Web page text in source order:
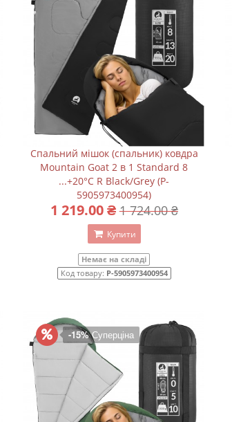
Спальний мішок (спальник) ковдра
Mountain Goat 2 в 1 Standard 8
...+20°C R Black/Grey (P-
5905973400954)
1 219.00 ₴ 1 724.00 ₴
Купити
Немає на складі
Код товару: P-5905973400954
-15%Суперціна